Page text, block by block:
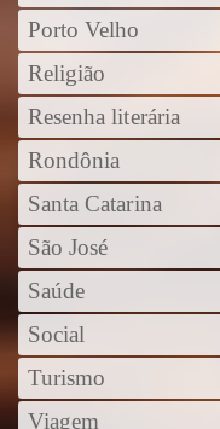
Porto Velho
Religião
Resenha literária
Rondônia
Santa Catarina
São José
Saúde
Social
Turismo
Viagem